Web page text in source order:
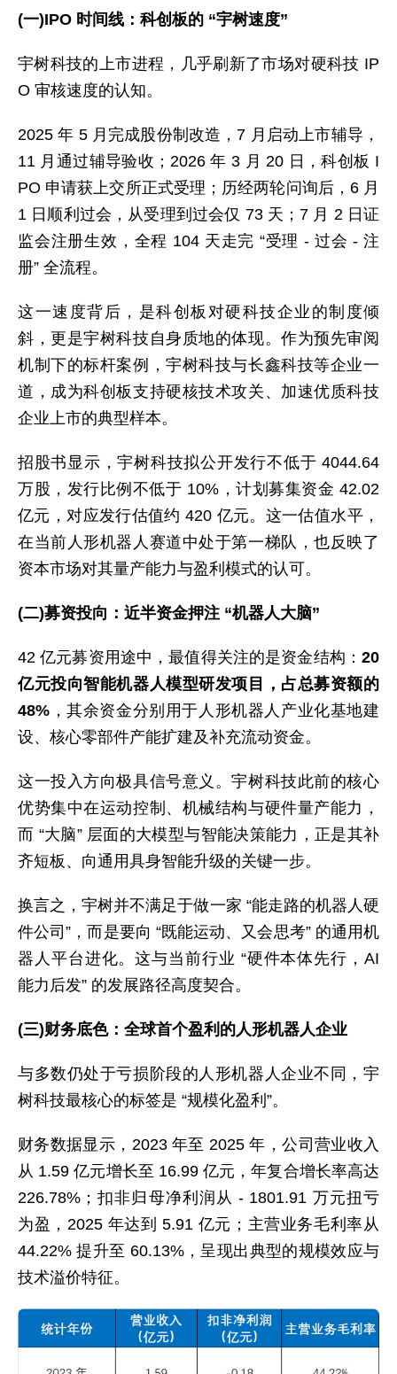
(一)IPO 时间线：科创板的 “宇树速度”
宇树科技的上市进程，几乎刷新了市场对硬科技 IP
O 审核速度的认知。
2025 年 5 月完成股份制改造，7 月启动上市辅导，
11 月通过辅导验收；2026 年 3 月 20 日，科创板 I
PO 申请获上交所正式受理；历经两轮问询后，6 月
1 日顺利过会，从受理到过会仅 73 天；7 月 2 日证
监会注册生效，全程 104 天走完 “受理 - 过会 - 注
册” 全流程。
这一速度背后，是科创板对硬科技企业的制度倾
斜，更是宇树科技自身质地的体现。作为预先审阅
机制下的标杆案例，宇树科技与长鑫科技等企业一
道，成为科创板支持硬核技术攻关、加速优质科技
企业上市的典型样本。
招股书显示，宇树科技拟公开发行不低于 4044.64
万股，发行比例不低于 10%，计划募集资金 42.02
亿元，对应发行估值约 420 亿元。这一估值水平，
在当前人形机器人赛道中处于第一梯队，也反映了
资本市场对其量产能力与盈利模式的认可。
(二)募资投向：近半资金押注 “机器人大脑”
42 亿元募资用途中，最值得关注的是资金结构： 20
亿元投向智能机器人模型研发项目，占总募资额的
48% ，其余资金分别用于人形机器人产业化基地建
设、核心零部件产能扩建及补充流动资金。
这一投入方向极具信号意义。宇树科技此前的核心
优势集中在运动控制、机械结构与硬件量产能力，
而 “大脑” 层面的大模型与智能决策能力，正是其补
齐短板、向通用具身智能升级的关键一步。
换言之，宇树并不满足于做一家 “能走路的机器人硬
件公司”，而是要向 “既能运动、又会思考” 的通用机
器人平台进化。这与当前行业 “硬件本体先行，AI
能力后发” 的发展路径高度契合。
(三)财务底色：全球首个盈利的人形机器人企业
与多数仍处于亏损阶段的人形机器人企业不同，宇
树科技最核心的标签是 “规模化盈利”。
财务数据显示，2023 年至 2025 年，公司营业收入
从 1.59 亿元增长至 16.99 亿元，年复合增长率高达
226.78%；扣非归母净利润从 - 1801.91 万元扭亏
为盈，2025 年达到 5.91 亿元；主营业务毛利率从
44.22% 提升至 60.13%，呈现出典型的规模效应与
技术溢价特征。